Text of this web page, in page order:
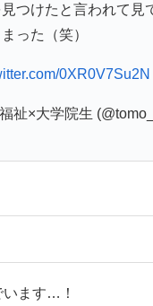
つけたと言われて見
った（笑）
0XR0V7Su2N
祉×大学院生
ます…！